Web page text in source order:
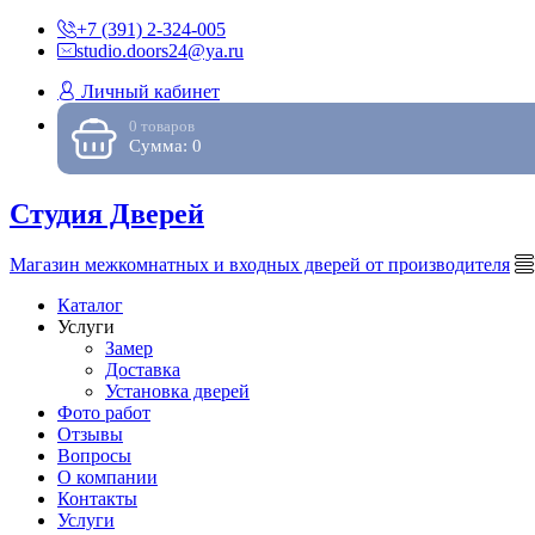
+7 (391) 2-324-005
studio.doors24@ya.ru
Личный кабинет
0 товаров
Сумма: 0
Студия Дверей
Магазин межкомнатных и входных дверей от производителя
Каталог
Услуги
Замер
Доставка
Установка дверей
Фото работ
Отзывы
Вопросы
О компании
Контакты
Услуги